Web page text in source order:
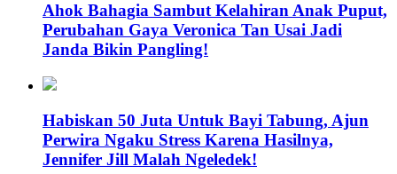
Ahok Bahagia Sambut Kelahiran Anak Puput,
Perubahan Gaya Veronica Tan Usai Jadi
Janda Bikin Pangling!
Habiskan 50 Juta Untuk Bayi Tabung, Ajun
Perwira Ngaku Stress Karena Hasilnya,
Jennifer Jill Malah Ngeledek!